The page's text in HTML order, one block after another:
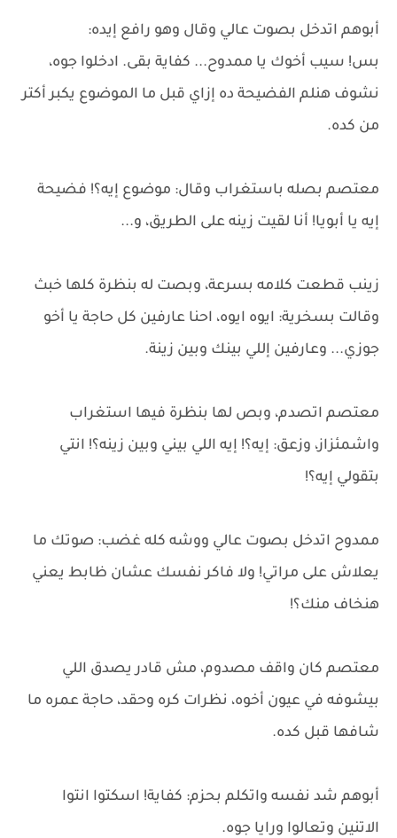
أبوهم اتدخل بصوت عالي وقال وهو رافع إيده:
بس! سيب أخوك يا ممدوح... كفاية بقى. ادخلوا جوه،
نشوف هنلم الفضيحة ده إزاي قبل ما الموضوع يكبر أكتر
من كده.
معتصم بصله باستغراب وقال: موضوع إيه؟! فضيحة
إيه يا أبويا! أنا لقيت زينه على الطريق، و...
زينب قطعت كلامه بسرعة، وبصت له بنظرة كلها خبث
وقالت بسخرية: ايوه ايوه، احنا عارفين كل حاجة يا أخو
جوزي... وعارفين إللي بينك وبين زينة.
معتصم اتصدم، وبص لها بنظرة فيها استغراب
واشمئزاز، وزعق: إيه؟! إيه اللي بيني وبين زينه؟! انتي
بتقولي إيه؟!
ممدوح اتدخل بصوت عالي ووشه كله غضب: صوتك ما
يعلاش على مراتي! ولا فاكر نفسك عشان ظابط يعني
هنخاف منك؟!
معتصم كان واقف مصدوم، مش قادر يصدق اللي
بيشوفه في عيون أخوه، نظرات كره وحقد، حاجة عمره ما
شافها قبل كده.
أبوهم شد نفسه واتكلم بحزم: كفاية! اسكتوا انتوا
الاتنين وتعالوا ورايا جوه.